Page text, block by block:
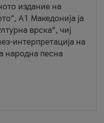
издание на
А1 Македонија ја
врска“, чиј
интерпретација на
народна песна